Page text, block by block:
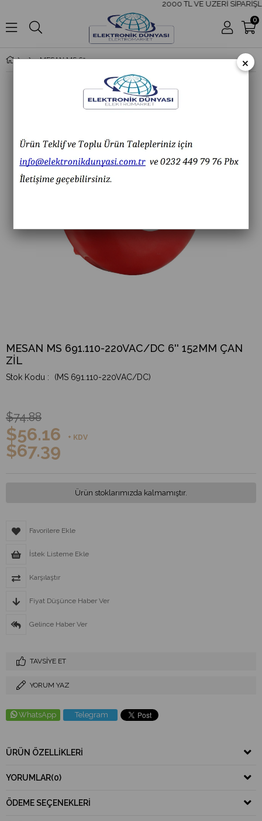
2000 TL VE ÜZERİ
0
MESAN MS 691.110-220VAC/DC 6'' 152MM ÇAN ZİL
MESAN MS 691.110-220VAC/DC 6'' 152MM ÇAN
ZİL
(MS 691.110-220VAC/DC)
$74.88
$56.16 + KDV
$67.39
Ürün stoklarımızda kalmamıştır.
Favorilere Ekle
İstek Listeme Ekle
Karşılaştır
Fiyat Düşünce Haber Ver
Gelince Haber Ver
TAVSIYE ET
YORUM YAZ
WhatsApp Telegram
ÜRÜN ÖZELLIKLERI
YORUMLAR(0)
ÖDEME SEÇENEKLERI
×